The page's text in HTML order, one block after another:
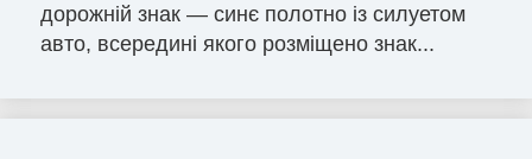
дорожній знак — синє полотно із силуетом
авто, всередині якого розміщено знак...